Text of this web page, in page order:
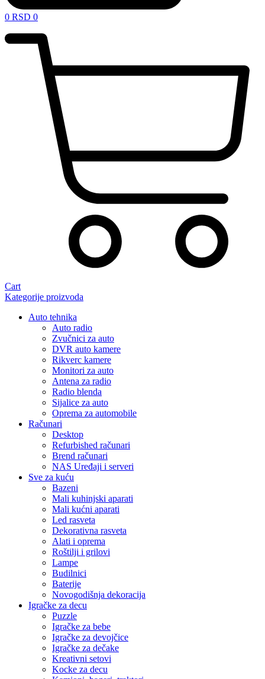
0 RSD 0
Cart
Kategorije proizvoda
Auto tehnika
Auto radio
Zvučnici za auto
DVR auto kamere
Rikverc kamere
Monitori za auto
Antena za radio
Radio blenda
Sijalice za auto
Oprema za automobile
Računari
Desktop
Refurbished računari
Brend računari
NAS Uređaji i serveri
Sve za kuću
Bazeni
Mali kuhinjski aparati
Mali kućni aparati
Led rasveta
Dekorativna rasveta
Alati i oprema
Roštilji i grilovi
Lampe
Budilnici
Baterije
Novogodišnja dekoracija
Igračke za decu
Puzzle
Igračke za bebe
Igračke za devojčice
Igračke za dečake
Kreativni setovi
Kocke za decu